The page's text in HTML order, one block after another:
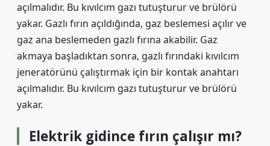
açılmalıdır. Bu kıvılcım gazı tutuşturur ve brülörü
yakar. Gazlı fırın açıldığında, gaz beslemesi açılır ve
gaz ana beslemeden gazlı fırına akabilir. Gaz
akmaya başladıktan sonra, gazlı fırındaki kıvılcım
jeneratörünü çalıştırmak için bir kontak anahtarı
açılmalıdır. Bu kıvılcım gazı tutuşturur ve brülörü
yakar.
Elektrik gidince fırın çalışır mı?